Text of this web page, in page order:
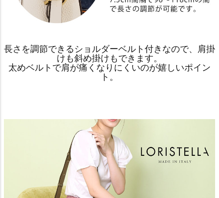
長さを調節できるショルダーベルト付きなので、肩掛
けも斜め掛けもできます。
太めベルトで肩が痛くなりにくいのが嬉しいポイン
ト。